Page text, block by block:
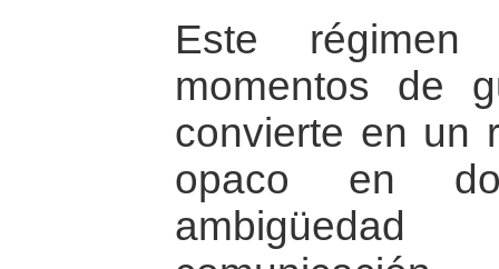
Este
momentos de
convierte en un
opaco en